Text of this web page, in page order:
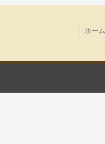
ホーム